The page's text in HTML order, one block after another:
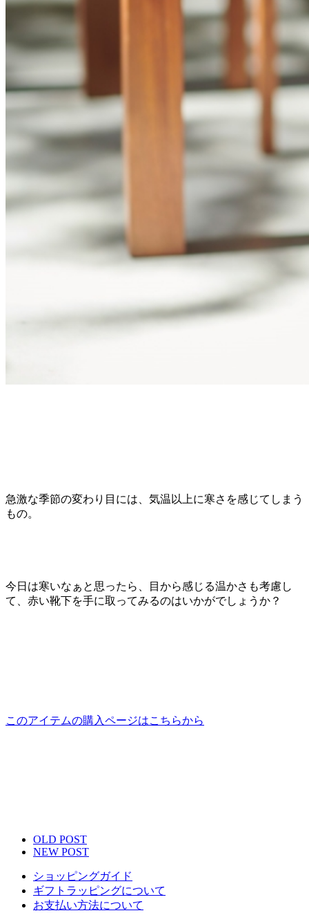
急激な季節の変わり目には、気温以上に寒さを感じてしまう
もの。
今日は寒いなぁと思ったら、目から感じる温かさも考慮し
て、赤い靴下を手に取ってみるのはいかがでしょうか？
このアイテムの購入ページはこちらから
OLD POST
NEW POST
ショッピングガイド
ギフトラッピングについて
お支払い方法について